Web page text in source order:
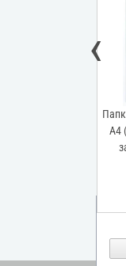
А4
‹